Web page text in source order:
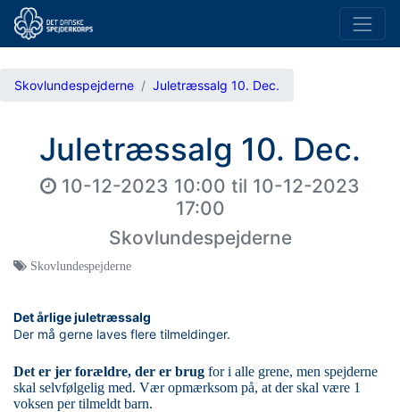
Skovlundespejderne Juletræssalg 10. Dec.
Juletræssalg 10. Dec.
10-12-2023 10:00 til 10-12-2023
17:00
Skovlundespejderne
Skovlundespejderne
Det årlige juletræssalg
Der må gerne laves flere tilmeldinger.
Det er jer forældre, der er brug for i alle grene, men spejderne
skal selvfølgelig med. Vær opmærksom på, at der skal være 1
voksen per tilmeldt barn.